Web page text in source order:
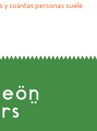
y cuántas personas suele